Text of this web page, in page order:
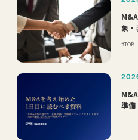
象・
TOB
準備